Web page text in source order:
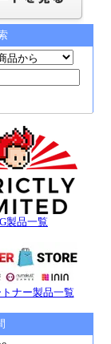
製品一覧
ナー製品一覧